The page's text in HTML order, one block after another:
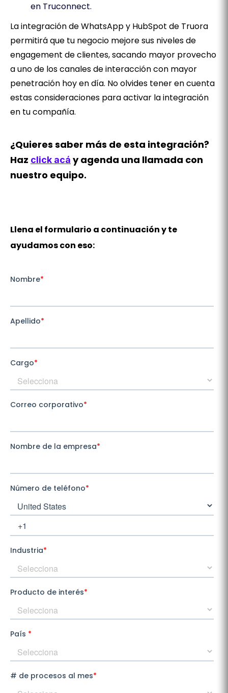
en Truconnect.
La integración de WhatsApp y HubSpot de Truora
permitirá que tu negocio mejore sus niveles de
engagement de clientes, sacando mayor provecho
a uno de los canales de interacción con mayor
penetración hoy en día. No olvides tener en cuenta
estas consideraciones para activar la integración
en tu compañía.
¿Quieres saber más de esta integración?
Haz click acá y agenda una llamada con
nuestro equipo.
Llena el formulario a continuación y te
ayudamos con eso: